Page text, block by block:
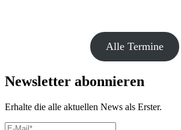
Alle Termine
Newsletter abonnieren
Erhalte die alle aktuellen News als Erster.